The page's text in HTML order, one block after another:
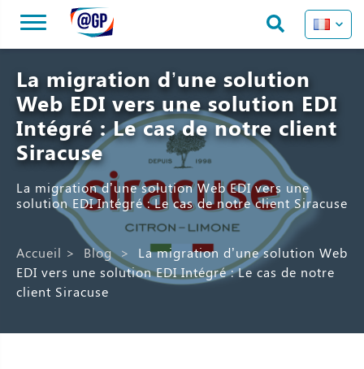
La migration d’une solution
Web EDI vers une solution EDI
Intégré : Le cas de notre client
Siracuse
La migration d’une solution Web EDI vers une
solution EDI Intégré : Le cas de notre client Siracuse
Accueil > Blog >
La migration d’une solution Web
EDI vers une solution EDI Intégré : Le cas de notre
client Siracuse